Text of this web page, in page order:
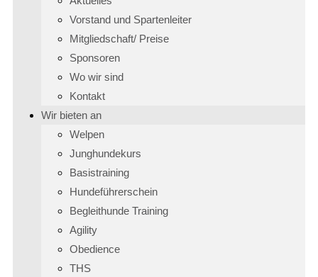
Vorstand und Spartenleiter
Mitgliedschaft/ Preise
Sponsoren
Wo wir sind
Kontakt
Wir bieten an
Welpen
Junghundekurs
Basistraining
Hundeführerschein
Begleithunde Training
Agility
Obedience
THS